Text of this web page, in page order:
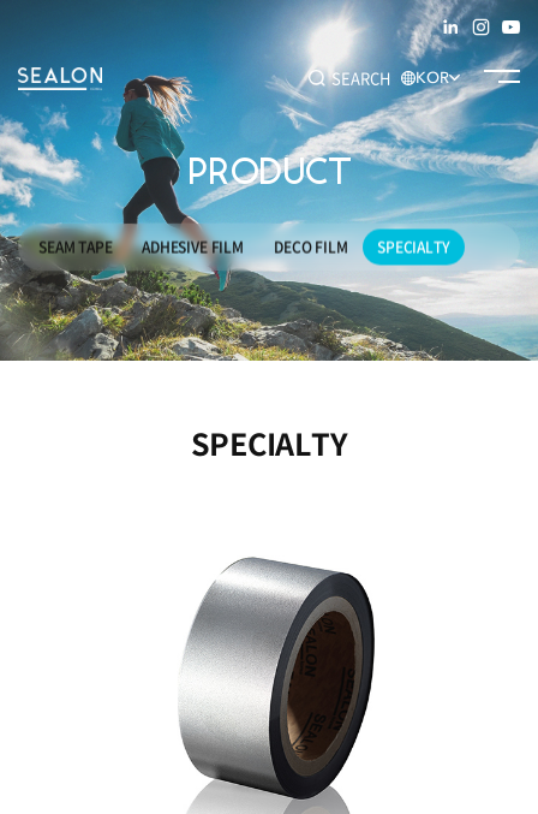
SEARCH
추천 키워드
#SEAM TAPE#ADHESIVE FILM#DECO FILM#SPECIALTY
KOR
PRODUCT
SEAM TAPE ADHESIVE FILM DECO FILM SPECIALTY
SPECIALTY